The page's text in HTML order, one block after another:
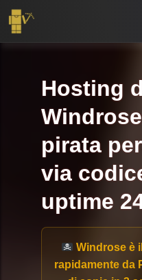
Hosting
pirata
via
uptime
Windrose è
rapidamente da